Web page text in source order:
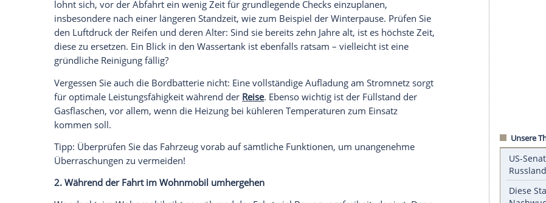
1. Unvorbereitet losfahren
Empfohlener externer Inhalt:
Glomex GmbH
Wir benötigen Ihre Zustimmung, um den von unserer Redaktion eingebundenen Inhalt von Glomex GmbH
anzuzeigen. Sie können diesen mit einem Klick anzeigen lassen und auch wieder deaktivieren.
jetzt aktivieren
Ich bin damit einverstanden, dass mir externe Inhalte angezeigt werden. Damit können personenbezogene
Daten an Drittplattformen übermittelt werden.
Die Vorfreude ist groß, das Campingmobil steht bereit – aber ist es wirklich startklar? Es